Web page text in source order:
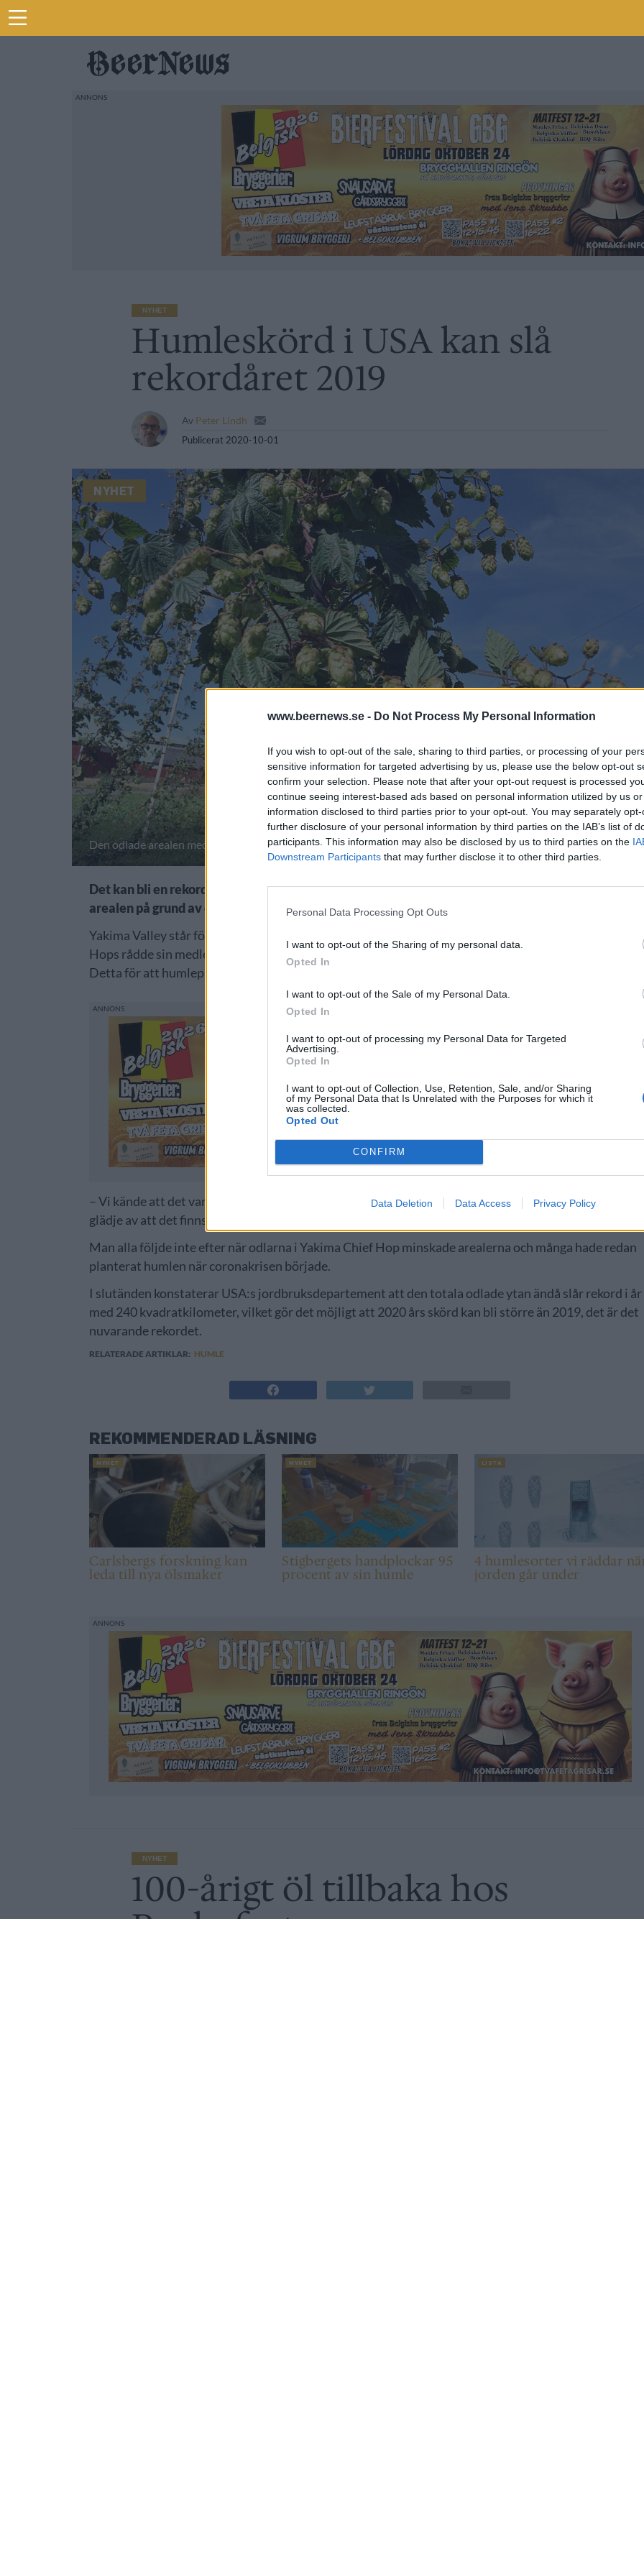
www.beernews.se - Do Not Process My Personal Information
If you wish to opt-out of the sale, sharing to third parties, or processing of your
sensitive information for targeted advertising by us, please use the below opt-out
confirm your selection. Please note that after your opt-out request is processed
continue seeing interest-based ads based on personal information utilized by us
information disclosed to third parties prior to your opt-out. You may separately
further disclosure of your personal information by third parties on the IAB’s list of
participants. This information may also be disclosed by us to third parties on the
Downstream Participants that may further disclose it to other third parties.
Personal Data Processing Opt Outs
I want to opt-out of the Sharing of my personal data.
Opted In
I want to opt-out of the Sale of my Personal Data.
Opted In
I want to opt-out of processing my Personal Data for Targeted
Advertising.
Opted In
I want to opt-out of Collection, Use, Retention, Sale, and/or Sharing
of my Personal Data that Is Unrelated with the Purposes for which it
was collected.
Opted Out
CONFIRM
Data Deletion Data Access Privacy Policy
NYHET
Humleskörd i USA kan slå
rekordåret 2019
Av Peter Lindh
Publicerat 2020-10-01
NYHET
Den odlade arealen med humle i USA är rekordstor vilket bygger förväntningar om en rekordskörd i år.
Det kan bli en rekordskörd av humle i USA i år även om en del odlare dragit ner på den odlade
arealen på grund av covidpandemin.
Yakima Valley står för 72 procent av den odlade humlearealen i USA och odlarägda Yakima Chief
Hops rådde sin medlemmar att dra ner på arealen när effekterna av covidpandemin började anas.
Detta för att humlepriset inte skulle dumpas på grund av överproduktion.
– Vi kände att det var det mest ansvarsfulla beslutet för våra odlare och bryggerier. Ingen har nån
glädje av att det finns för mycket humle, säger Bryan Pierce på Yakima Chief Hops till
Man alla följde inte efter när odlarna i Yakima Chief Hop minskade arealerna och många hade redan
planterat humlen när coronakrisen började.
I slutänden konstaterar USA:s jordbruksdepartement att den totala odlade ytan ändå slår rekord i år
med 240 kvadratkilometer, vilket gör det möjligt att 2020 års skörd kan bli större än 2019, det är det
nuvarande rekordet.
RELATERADE ARTIKLAR: HUMLE
REKOMMENDERAD LÄSNING
NYHET
Carlsbergs forskning kan
leda till nya ölsmaker
NYHET
Stigbergets handplockar 95
procent av sin humle
LISTA
4 humlesorter vi räddar
jorden går under
NYHET
100-årigt öl tillbaka hos
Rochefort